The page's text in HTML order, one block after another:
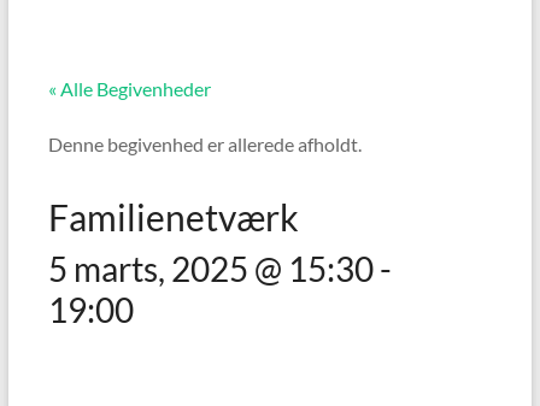
« Alle Begivenheder
Denne begivenhed er allerede afholdt.
Familienetværk
5 marts, 2025 @ 15:30-
19:00